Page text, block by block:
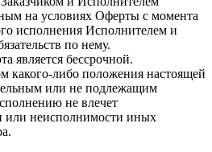
на условиях Оферты с момента
исполнения Исполнителем и
по нему.
является бессрочной.
какого-либо положения настоящей
или не подлежащим
не влечет
или неисполнимости иных